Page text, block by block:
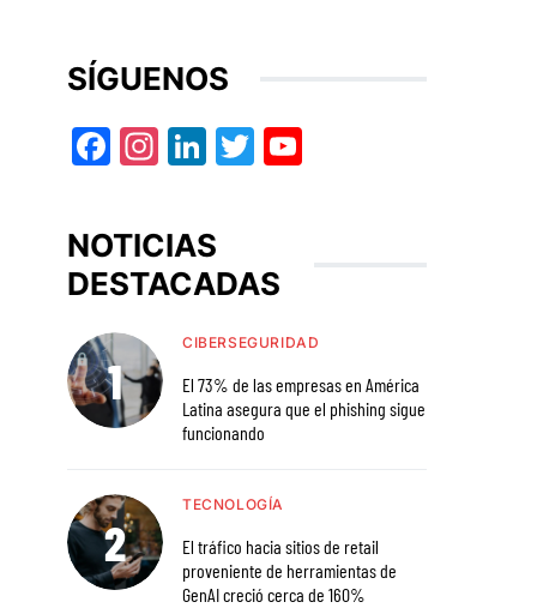
SÍGUENOS
Facebook
Instagram
LinkedIn
Twitter
NOTICIAS
DESTACADAS
CIBERSEGURIDAD
El 73% de las empresas en América
Latina asegura que el phishing sigue
funcionando
TECNOLOGÍA
El tráfico hacia sitios de retail
proveniente de herramientas de
GenAI creció cerca de 160%